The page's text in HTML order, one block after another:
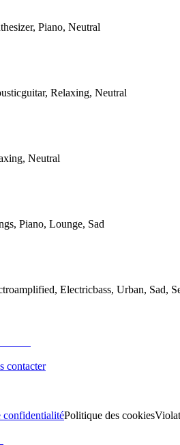
Piano, Neutral
Relaxing, Neutral
Neutral
Piano, Lounge, Sad
Electricbass, Urban, Sad,
contacter
confidentialitéPolitique des cookies